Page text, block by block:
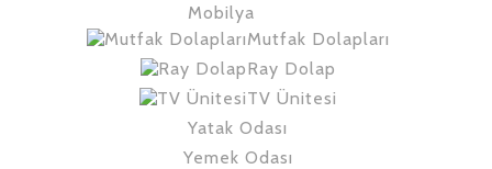
Mobilya
Mutfak Dolapları
Ray Dolap
TV Ünitesi
Yatak Odası
Yemek Odası